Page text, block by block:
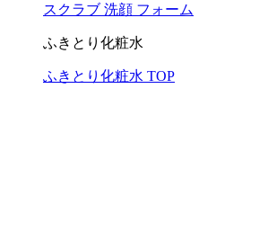
スクラブ 洗顔 フォーム
ふきとり化粧水
ふきとり化粧水 TOP